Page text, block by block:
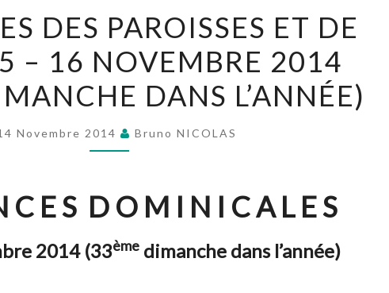
DES
PAROISSES
ET
DE
L’UPN
:
16
NOVEMBRE
DES PAROISSES ET DE
– 16 NOVEMBRE 2014
DANS L’ANNÉE)
Novembre 2014 Bruno NICOLAS
C E S D O M I N I C A L E S
2014 (33èmedimanche dans l’année)